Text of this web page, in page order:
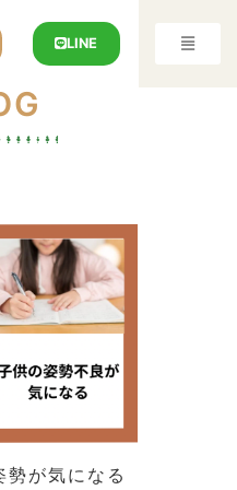
LINE
が気になる